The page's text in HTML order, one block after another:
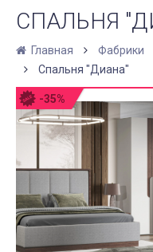
СПАЛЬНЯ
Главная Фабрики
Спальня "Диана"
-35%